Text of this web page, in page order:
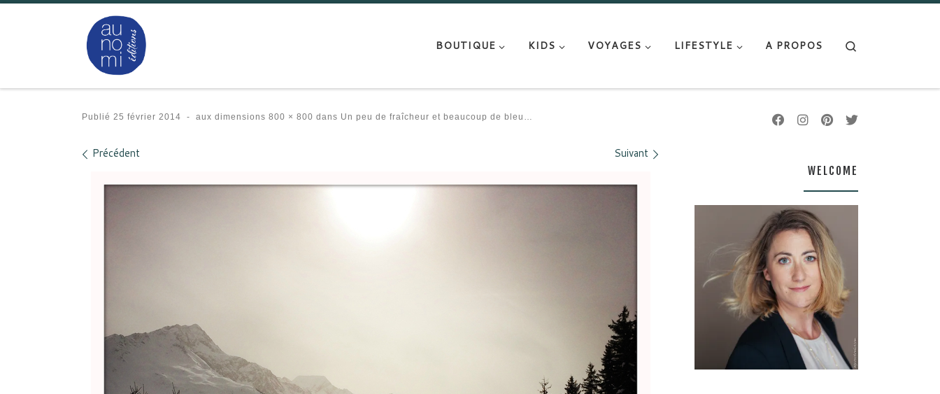
Passer au contenu
BOUTIQUE
KIDS VOYAGES LIFESTYLE A PROPOS
Publié 25 février 2014 - aux dimensions 800 × 800 dans Un peu de fraîcheur et beaucoup de bleu…
Navigation des images
Précédent Suivant
WELCOME